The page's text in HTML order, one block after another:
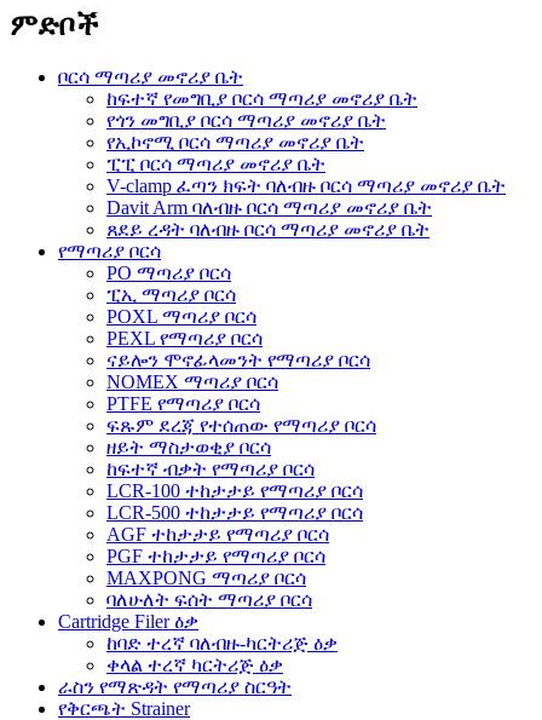
ምድቦች
ቦርሳ ማጣሪያ መኖሪያ ቤት
ከፍተኛ የመግቢያ ቦርሳ ማጣሪያ መኖሪያ ቤት
የጎን መግቢያ ቦርሳ ማጣሪያ መኖሪያ ቤት
የኢኮኖሚ ቦርሳ ማጣሪያ መኖሪያ ቤት
ፒፒ ቦርሳ ማጣሪያ መኖሪያ ቤት
V-clamp ፈጣን ክፍት ባለብዙ ቦርሳ ማጣሪያ መኖሪያ ቤት
Davit Arm ባለብዙ ቦርሳ ማጣሪያ መኖሪያ ቤት
ጸደይ ረዳት ባለብዙ ቦርሳ ማጣሪያ መኖሪያ ቤት
የማጣሪያ ቦርሳ
PO ማጣሪያ ቦርሳ
ፒኢ ማጣሪያ ቦርሳ
POXL ማጣሪያ ቦርሳ
PEXL የማጣሪያ ቦርሳ
ናይሎን ሞኖፊላመንት የማጣሪያ ቦርሳ
NOMEX ማጣሪያ ቦርሳ
PTFE የማጣሪያ ቦርሳ
ፍጹም ደረጃ የተሰጠው የማጣሪያ ቦርሳ
ዘይት ማስታወቂያ ቦርሳ
ከፍተኛ ብቃት የማጣሪያ ቦርሳ
LCR-100 ተከታታይ የማጣሪያ ቦርሳ
LCR-500 ተከታታይ የማጣሪያ ቦርሳ
AGF ተከታታይ የማጣሪያ ቦርሳ
PGF ተከታታይ የማጣሪያ ቦርሳ
MAXPONG ማጣሪያ ቦርሳ
ባለሁለት ፍሰት ማጣሪያ ቦርሳ
Cartridge Filer ዕቃ
ከባድ ተረኛ ባለብዙ-ካርትሪጅ ዕቃ
ቀላል ተረኛ ካርትሪጅ ዕቃ
ራስን የማጽዳት የማጣሪያ ስርዓት
የቅርጫት Strainer